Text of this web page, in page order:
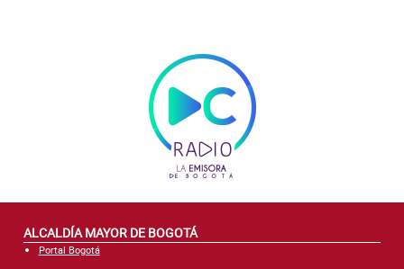
ALCALDÍA MAYOR DE BOGOTÁ
Portal Bogotá